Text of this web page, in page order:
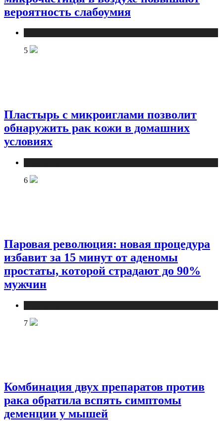
вероятность слабоумия
5
Пластырь с микроиглами позволит
обнаружить рак кожи в домашних
условиях
6
Паровая революция: новая процедура
избавит за 15 минут от аденомы
простаты, которой страдают до 90%
мужчин
7
Комбинация двух препаратов против
рака обратила вспять симптомы
деменции у мышей